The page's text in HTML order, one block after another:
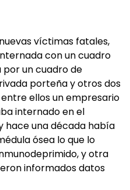
víctimas fatales,
con un cuadro
un cuadro de
porteña y otros dos
ellos un empresario
internado en el
hace una década había
ósea lo que lo
y otra
informados datos